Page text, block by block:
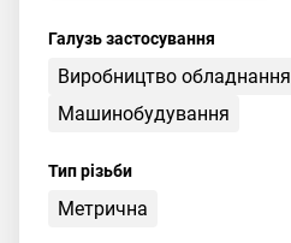
Галузь застосування
Виробництво обладнання
Машинобудування
Тип різьби
Метрична